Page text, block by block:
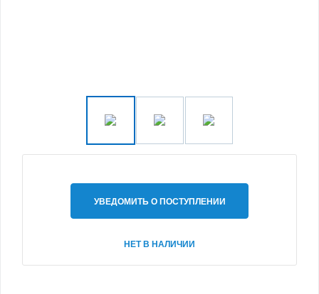
УВЕДОМИТЬ О ПОСТУПЛЕНИИ
НЕТ В НАЛИЧИИ